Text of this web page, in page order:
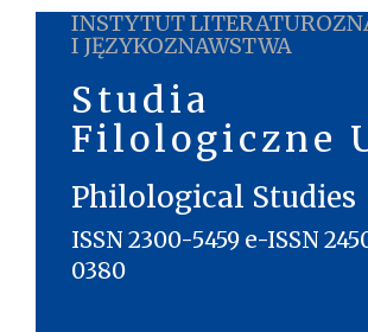
INSTYTUT
I JĘZYKOZNAWSTWA
Studia
Filologiczne
Philological Studies
ISSN 2300-5459 e-ISSN
0380